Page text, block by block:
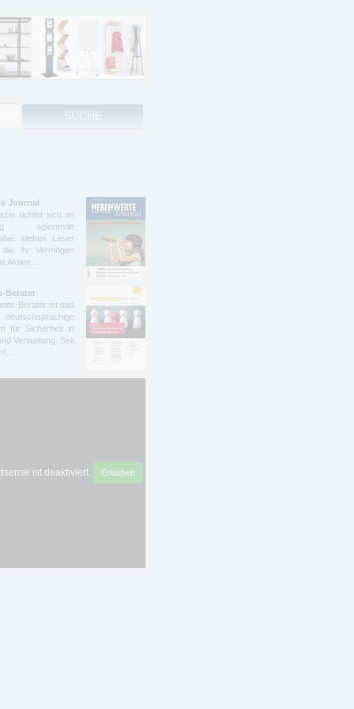
Journal
richtet sich an
agierende
stehen Leser
ihr Vermögen
Aktien…
Berater
Berater ist das
für Sicherheit in
Verwaltung. Seit
ist deaktiviert. Erlauben